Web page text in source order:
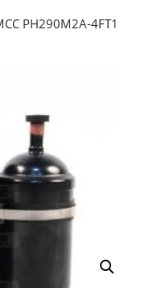
PH290M2A-4FT1